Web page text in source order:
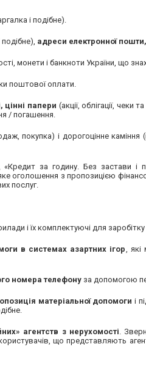
і подібне).
подібне), адреси електронної
монети і банкноти України, що
поштової оплати.
цінні папери (акції, облігації,
/ погашення.
покупка) і дорогоцінне
«Кредит за годину. Без застави і
оголошення з пропозицією
послуг.
і їх комплектуючі для
в системах азартних ігор, які
номера телефону за допомогою
матеріальної допомоги і
агентств з нерухомості.
що представляють